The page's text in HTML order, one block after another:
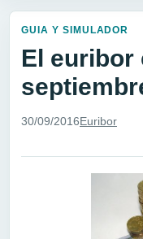
GUIA Y SIMULADOR
El euribor
30/09/2016Euribor